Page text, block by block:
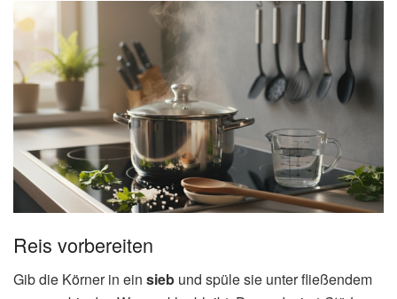
Reis vorbereiten
Gib die Körner in ein sieb und spüle sie unter fließendem